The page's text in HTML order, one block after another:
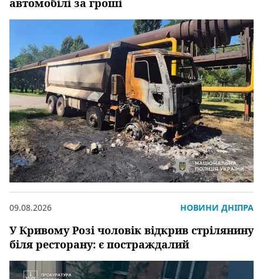
автомобілі за гроші
У Кривому Розі чоловік відкрив стрілянину
біля ресторану: є постраждалий
09.08.2026 НОВИНИ ДНІПРА